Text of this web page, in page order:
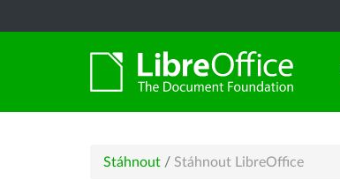
Stáhnout / Stáhnout LibreOffice